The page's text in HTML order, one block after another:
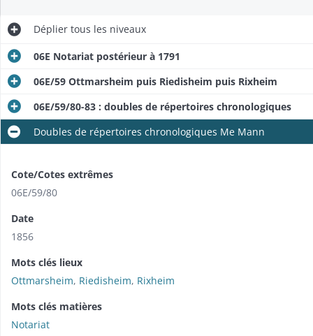
Déplier tous les niveaux
06E Notariat postérieur à 1791
06E/59 Ottmarsheim puis Riedisheim puis Rixheim
06E/59/80-83 : doubles de répertoires chronologiques
Doubles de répertoires chronologiques Me Mann
Cote/Cotes extrêmes
06E/59/80
Date
1856
Mots clés lieux
Ottmarsheim, Riedisheim, Rixheim
Mots clés matières
Notariat